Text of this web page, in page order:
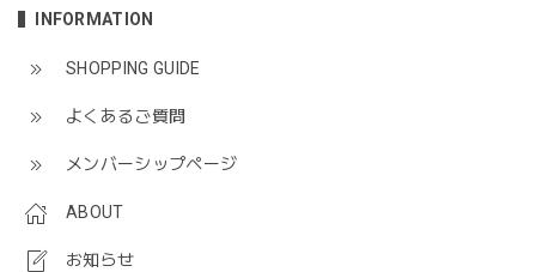
INFORMATION
SHOPPING GUIDE
よくあるご質問
メンバーシップページ
ABOUT
お知らせ